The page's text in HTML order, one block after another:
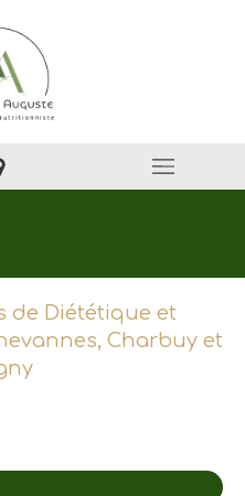
de Diététique et
Charbuy et